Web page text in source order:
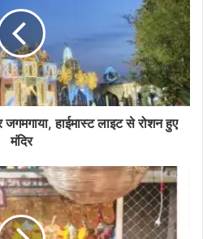
जगमगाया, हाईमास्ट लाइट से रोशन हुए
मंदिर